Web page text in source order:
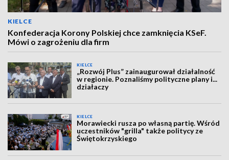
KIELCE
Konfederacja Korony Polskiej chce zamknięcia KSeF.
Mówi o zagrożeniu dla firm
KIELCE
„Rozwój Plus” zainaugurował działalność
w regionie. Poznaliśmy polityczne plany i...
działaczy
KIELCE
Morawiecki rusza po własną partię. Wśród
uczestników "grilla" także politycy ze
Świętokrzyskiego